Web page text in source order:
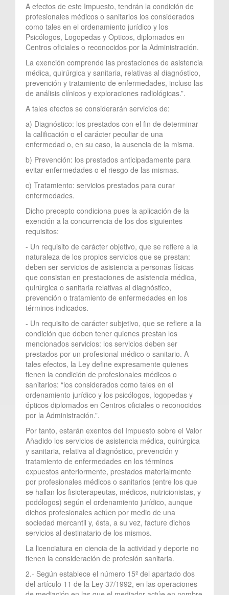
A efectos de este Impuesto, tendrán la condición de
profesionales médicos o sanitarios los considerados
como tales en el ordenamiento jurídico y los
Psicólogos, Logopedas y Opticos, diplomados en
Centros oficiales o reconocidos por la Administración.
La exención comprende las prestaciones de asistencia
médica, quirúrgica y sanitaria, relativas al diagnóstico,
prevención y tratamiento de enfermedades, incluso las
de análisis clínicos y exploraciones radiológicas.”.
A tales efectos se considerarán servicios de:
a) Diagnóstico: los prestados con el fin de determinar
la calificación o el carácter peculiar de una
enfermedad o, en su caso, la ausencia de la misma.
b) Prevención: los prestados anticipadamente para
evitar enfermedades o el riesgo de las mismas.
c) Tratamiento: servicios prestados para curar
enfermedades.
Dicho precepto condiciona pues la aplicación de la
exención a la concurrencia de los dos siguientes
requisitos:
- Un requisito de carácter objetivo, que se refiere a la
naturaleza de los propios servicios que se prestan:
deben ser servicios de asistencia a personas físicas
que consistan en prestaciones de asistencia médica,
quirúrgica o sanitaria relativas al diagnóstico,
prevención o tratamiento de enfermedades en los
términos indicados.
- Un requisito de carácter subjetivo, que se refiere a la
condición que deben tener quienes prestan los
mencionados servicios: los servicios deben ser
prestados por un profesional médico o sanitario. A
tales efectos, la Ley define expresamente quienes
tienen la condición de profesionales médicos o
sanitarios: “los considerados como tales en el
ordenamiento jurídico y los psicólogos, logopedas y
ópticos diplomados en Centros oficiales o reconocidos
por la Administración.”.
Por tanto, estarán exentos del Impuesto sobre el Valor
Añadido los servicios de asistencia médica, quirúrgica
y sanitaria, relativa al diagnóstico, prevención y
tratamiento de enfermedades en los términos
expuestos anteriormente, prestados materialmente
por profesionales médicos o sanitarios (entre los que
se hallan los fisioterapeutas, médicos, nutricionistas, y
podólogos) según el ordenamiento jurídico, aunque
dichos profesionales actúen por medio de una
sociedad mercantil y, ésta, a su vez, facture dichos
servicios al destinatario de los mismos.
La licenciatura en ciencia de la actividad y deporte no
tienen la consideración de profesión sanitaria.
2.- Según establece el número 15º del apartado dos
del artículo 11 de la Ley 37/1992, en las operaciones